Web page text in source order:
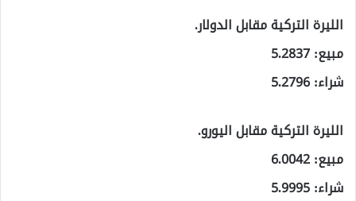
الليرة التركية مقابل الدولار.
مبيع: 5.2837
شراء: 5.2796
الليرة التركية مقابل اليورو.
مبيع: 6.0042
شراء: 5.9995